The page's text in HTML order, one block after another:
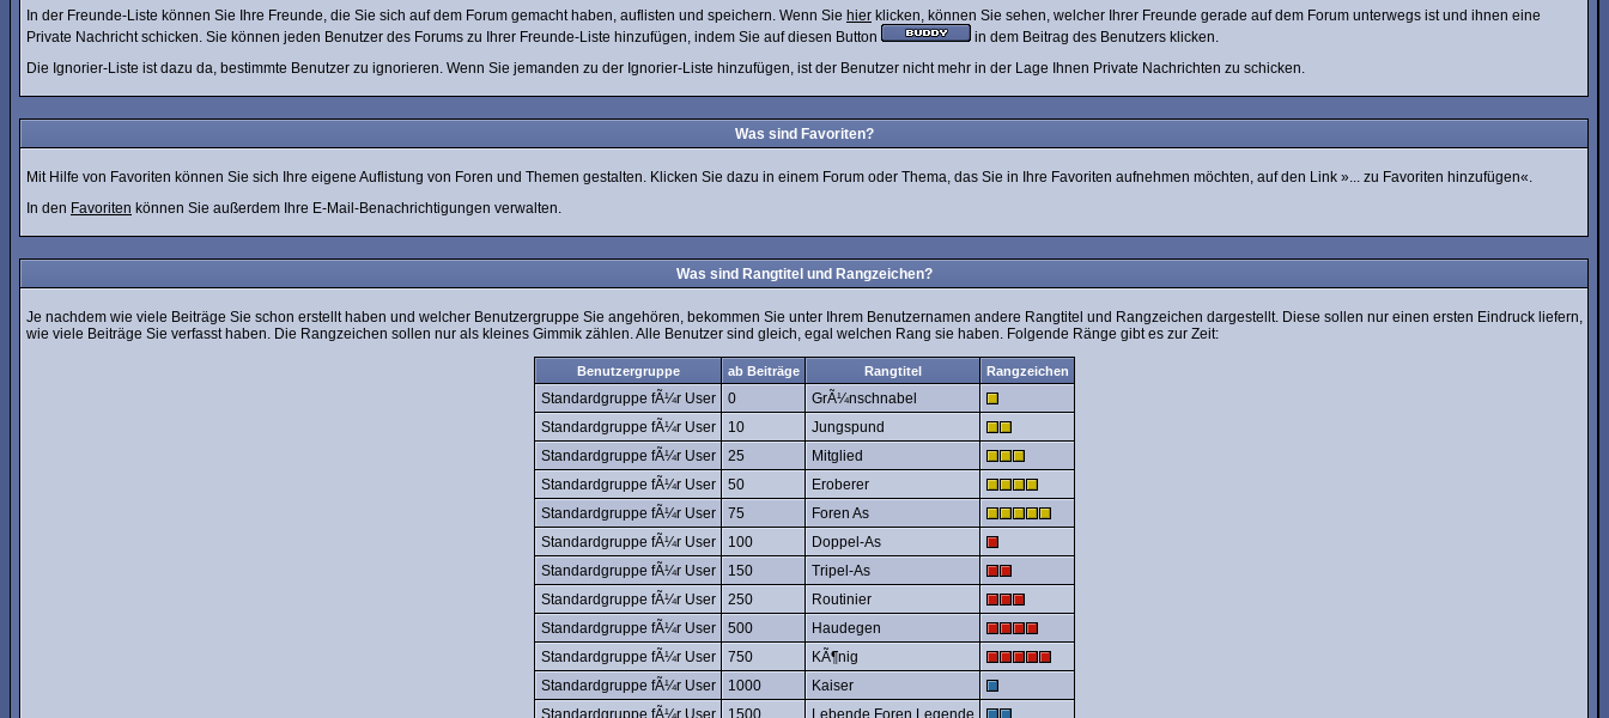
In der Freunde-Liste können Sie Ihre Freunde, die Sie sich auf dem Forum gemacht haben, auflisten und speichern. Wenn Sie hier klicken, können Sie sehen, welcher Ihrer Freunde gerade auf dem Forum unterwegs ist und ihnen eine
Private Nachricht schicken. Sie können jeden Benutzer des Forums zu Ihrer Freunde-Liste hinzufügen, indem Sie auf diesen Button
in dem Beitrag des Benutzers klicken.
Die Ignorier-Liste ist dazu da, bestimmte Benutzer zu ignorieren. Wenn Sie jemanden zu der Ignorier-Liste hinzufügen, ist der Benutzer nicht mehr in der Lage Ihnen Private Nachrichten zu schicken.
Was sind Favoriten?
Mit Hilfe von Favoriten können Sie sich Ihre eigene Auflistung von Foren und Themen gestalten. Klicken Sie dazu in einem Forum oder Thema, das Sie in Ihre Favoriten aufnehmen möchten, auf den Link »... zu Favoriten hinzufügen«.
In den Favoriten können Sie außerdem Ihre E-Mail-Benachrichtigungen verwalten.
Was sind Rangtitel und Rangzeichen?
Je nachdem wie viele Beiträge Sie schon erstellt haben und welcher Benutzergruppe Sie angehören, bekommen Sie unter Ihrem Benutzernamen andere Rangtitel und Rangzeichen dargestellt. Diese sollen nur einen ersten Eindruck liefern,
wie viele Beiträge Sie verfasst haben. Die Rangzeichen sollen nur als kleines Gimmik zählen. Alle Benutzer sind gleich, egal welchen Rang sie haben. Folgende Ränge gibt es zur Zeit:
Benutzergruppe ab Beiträge Rangtitel Rangzeichen
Standardgruppe fÃ¼r User 0
GrÃ¼nschnabel
Standardgruppe fÃ¼r User
10
Jungspund
Standardgruppe fÃ¼r User
25
Mitglied
Standardgruppe fÃ¼r User
50
Eroberer
Standardgruppe fÃ¼r User
75
Foren As
Standardgruppe fÃ¼r User
100
Doppel-As
Standardgruppe fÃ¼r User
150
Tripel-As
Standardgruppe fÃ¼r User
250
Routinier
Standardgruppe fÃ¼r User
500
Haudegen
Standardgruppe fÃ¼r User
750
KÃ¶nig
Standardgruppe fÃ¼r User
1000
Kaiser
Standardgruppe fÃ¼r User
1500 Lebende Foren Legende